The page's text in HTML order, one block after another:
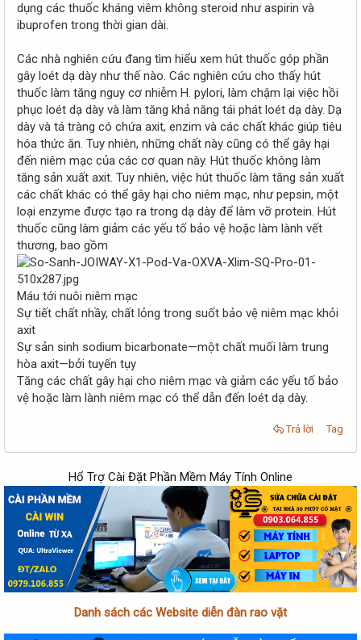
dụng các thuốc kháng viêm không steroid như aspirin và
ibuprofen trong thời gian dài.
Các nhà nghiên cứu đang tìm hiểu xem hút thuốc góp phần
gây loét dạ dày như thế nào. Các nghiên cứu cho thấy hút
thuốc làm tăng nguy cơ nhiễm H. pylori, làm chậm lại việc hồi
phục loét dạ dày và làm tăng khả năng tái phát loét dạ dày. Dạ
dày và tá tràng có chứa axit, enzim và các chất khác giúp tiêu
hóa thức ăn. Tuy nhiên, những chất này cũng có thể gây hại
đến niêm mạc của các cơ quan này. Hút thuốc không làm
tăng sản xuất axit. Tuy nhiên, việc hút thuốc làm tăng sản xuất
các chất khác có thể gây hại cho niêm mạc, như pepsin, một
loại enzyme được tạo ra trong dạ dày để làm vỡ protein. Hút
thuốc cũng làm giảm các yếu tố bảo vệ hoặc làm lành vết
thương, bao gồm
Máu tới nuôi niêm mạc
Sự tiết chất nhầy, chất lỏng trong suốt bảo vệ niêm mạc khỏi
axit
Sự sản sinh sodium bicarbonate—một chất muối làm trung
hòa axit—bởi tuyến tụy
Tăng các chất gây hại cho niêm mạc và giảm các yếu tố bảo
vệ hoặc làm lành niêm mạc có thể dẫn đến loét dạ dày.
Trả lời Tag
Hổ Trợ Cài Đặt Phần Mềm Máy Tính Online
Danh sách các Website diễn đàn rao vặt